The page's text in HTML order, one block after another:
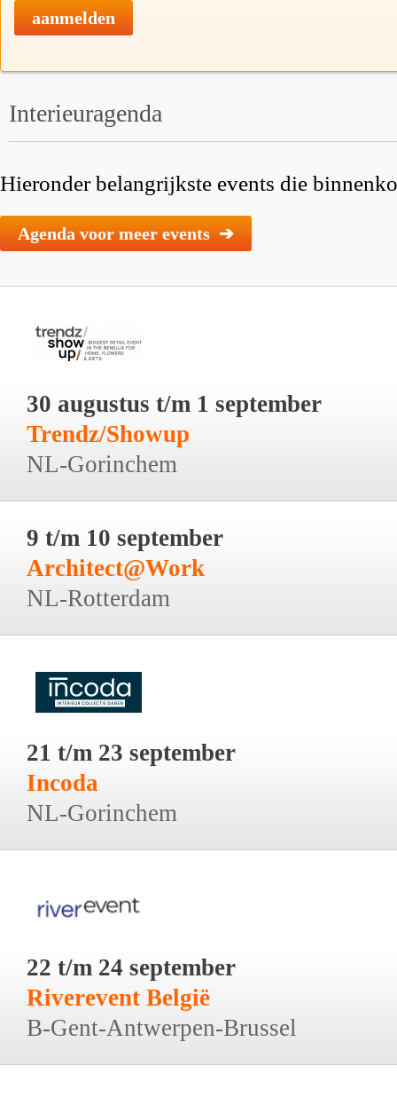
aanmelden
Interieuragenda
Hieronder belangrijkste events die
Agenda voor meer events ➔
30 augustus t/m 1 september
Trendz/Showup
NL-Gorinchem
9 t/m 10 september
Architect@Work
NL-Rotterdam
21 t/m 23 september
Incoda
NL-Gorinchem
22 t/m 24 september
Riverevent België
B-Gent-Antwerpen-Brussel